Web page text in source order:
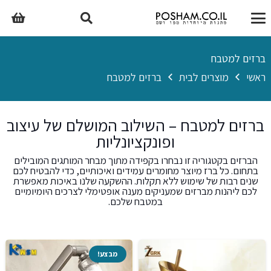
ברזים למטבח
ראשי
מוצרים לבית ברזים למטבח
ברזים למטבח – השילוב המושלם של עיצוב
ופונקציונליות
הברזים בקטגוריה זו נבחרו בקפידה מתוך מבחר המותגים המובילים
בתחום. כל ברז מיוצר מחומרים עמידים ואיכותיים, כדי להבטיח לכם
שנים רבות של שימוש ללא תקלות. ההשקעה שלנו באיכות מאפשרת
לכם ליהנות מברזים שמעניקים מענה אופטימלי לצרכים היומיומיים
במטבח שלכם.
מבצע!